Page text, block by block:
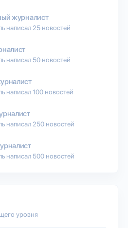
журналист
написал 25 новостей
написал 50 новостей
написал 100 новостей
написал 250 новостей
написал 500 новостей
уровня